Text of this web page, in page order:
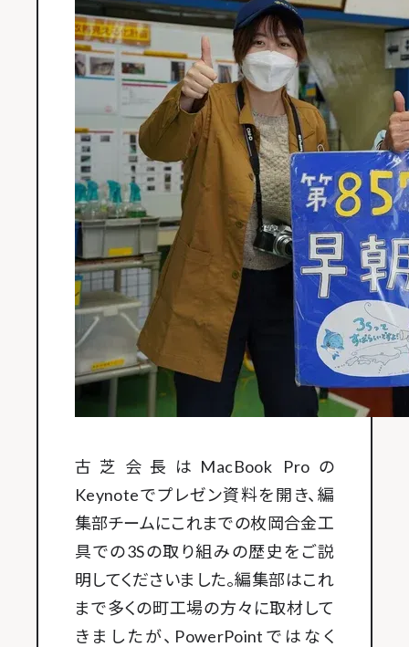
古芝会長はMacBook Proの
Keynoteでプレゼン資料を開き、編
集部チームにこれまでの枚岡合金工
具での3Sの取り組みの歴史をご説
明してくださいました。編集部はこれ
まで多くの町工場の方々に取材して
きましたが、PowerPointではなく